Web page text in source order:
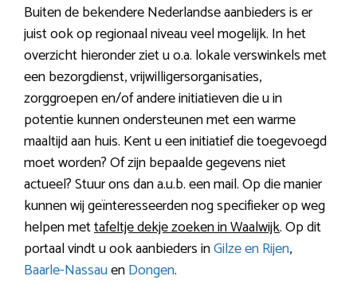
Buiten de bekendere Nederlandse aanbieders is er
juist ook op regionaal niveau veel mogelijk. In het
overzicht hieronder ziet u o.a. lokale verswinkels met
een bezorgdienst, vrijwilligersorganisaties,
zorggroepen en/of andere initiatieven die u in
potentie kunnen ondersteunen met een warme
maaltijd aan huis. Kent u een initiatief die toegevoegd
moet worden? Of zijn bepaalde gegevens niet
actueel? Stuur ons dan a.u.b. een mail. Op die manier
kunnen wij geïnteresseerden nog specifieker op weg
helpen mettafeltje dekje zoeken in Waalwijk. Op dit
portaal vindt u ook aanbieders inGilze en Rijen,
Baarle-NassauenDongen.